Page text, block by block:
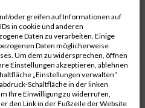
00:25:38
00:25:39
00:25:40
00:25:41
00:25:42
oder greifen auf Informationen auf
in cookie und anderen
Daten zu verarbeiten. Einige
Daten möglicherweise
Um dem zu widersprechen, öffnen
Einstellungen akzeptieren, ablehnen
„Einstellungen verwalten“
Schaltfläche in der linken
Ihre Einwilligung zu widerrufen,
den Link in der Fußzeile der Website